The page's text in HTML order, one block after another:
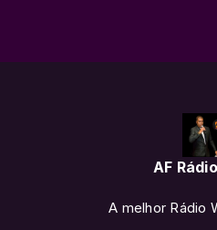
AF
A melhor Rádio